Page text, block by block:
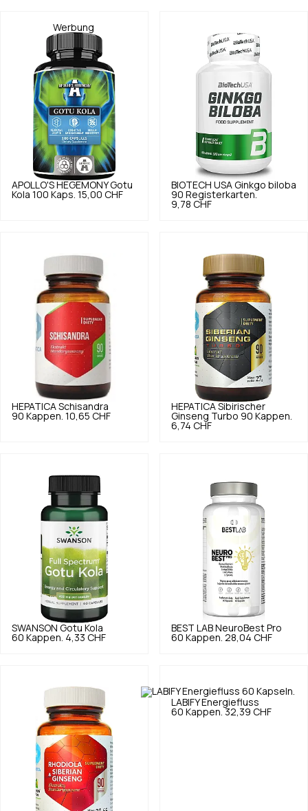
Werbung
APOLLO'S HEGEMONY Gotu
Kola 100 Kaps. 15,00 CHF
BIOTECH USA Ginkgo biloba
90 Registerkarten.
9,78 CHF
HEPATICA Schisandra
90 Kappen. 10,65 CHF
HEPATICA Sibirischer
Ginseng Turbo 90 Kappen.
6,74 CHF
SWANSON Gotu Kola
60 Kappen. 4,33 CHF
BEST LAB NeuroBest Pro
60 Kappen. 28,04 CHF
LABIFY Energiefluss
60 Kappen. 32,39 CHF